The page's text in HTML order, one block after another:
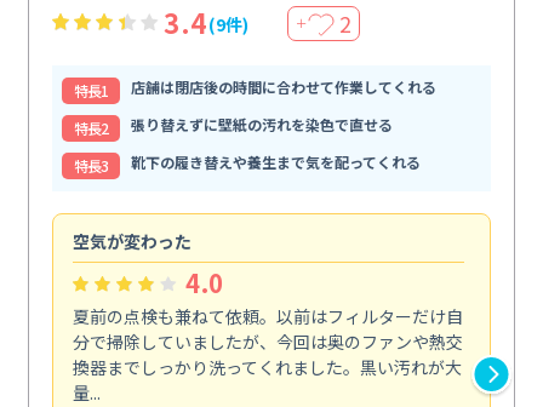
3.4(9件) ＋ 2
特⻑1
店舗は閉店後の時間に合わせて作業してくれる
特⻑2
張り替えずに壁紙の汚れを染色で直せる
特⻑3
靴下の履き替えや養生まで気を配ってくれる
空気が変わった
4.0
夏前の点検も兼ねて依頼。以前はフィルターだけ自
分で掃除していましたが、今回は奥のファンや熱交
換器までしっかり洗ってくれました。黒い汚れが大
量...